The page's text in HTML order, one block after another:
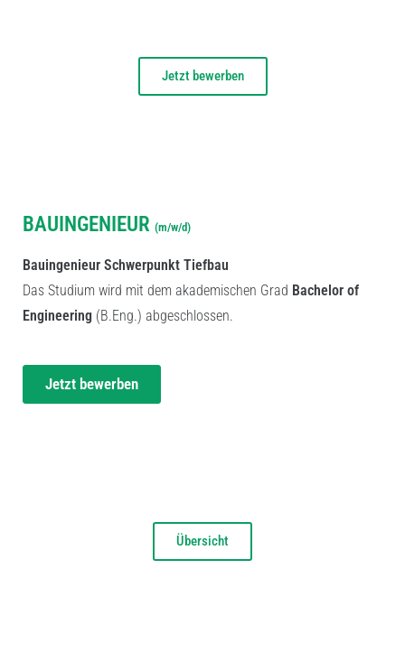
Jetzt bewerben
BAUINGENIEUR (m/w/d)
Bauingenieur Schwerpunkt Tiefbau
Das Studium wird mit dem akademischen Grad Bachelor of
Engineering (B.Eng.) abgeschlossen.
Jetzt bewerben
Übersicht